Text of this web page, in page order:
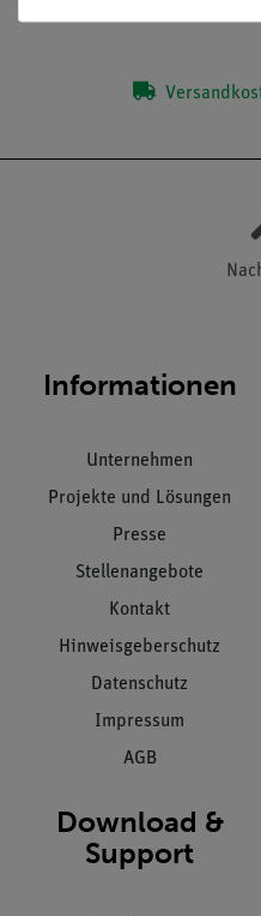
Informationen
Unternehmen
Projekte und Lösungen
Presse
Stellenangebote
Kontakt
Hinweisgeberschutz
Datenschutz
Impressum
AGB
Download &
Support